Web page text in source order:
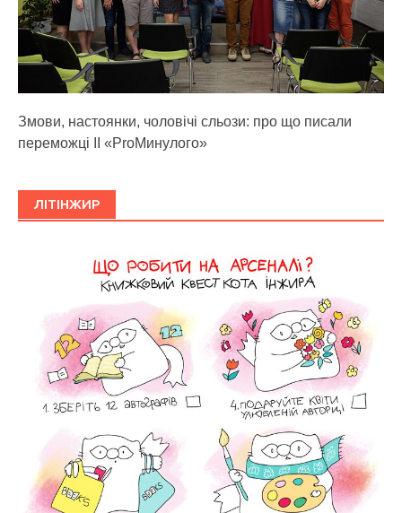
Змови, настоянки, чоловічі сльози: про що писали
переможці ІІ «ProМинулого»
ЛІТІНЖИР